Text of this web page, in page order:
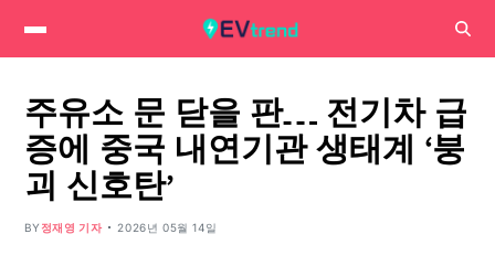
주유소 문 닫을 판… 전기차 급
증에 중국 내연기관 생태계 ‘붕
괴 신호탄’
BY 정재영 기자 2026년 05월 14일